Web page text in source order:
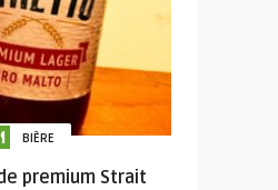
BIÈRE
premium Strait